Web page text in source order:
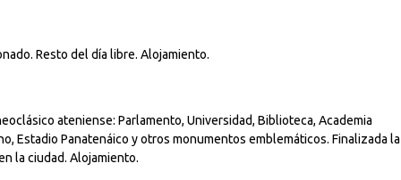
Resto del día libre. Alojamiento.
ateniense: Parlamento, Universidad, Biblioteca, Academia
Estadio Panatenáico y otros monumentos emblemáticos. Finalizada la
la ciudad. Alojamiento.